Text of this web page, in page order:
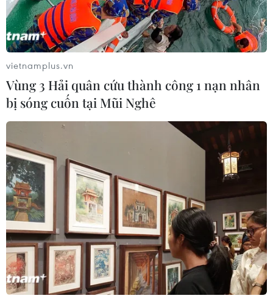
Hướng tới Khuôn khổ Đối thoại Toàn diện
nhằm chấm dứt xung đột ở Sudan
15/11/2023 04:48
Tính đến tháng 10, xung đột đã cướp đi sinh mạng của
9.000 người, buộc hơn 6 triệu người phải di dời bên
trong và ngoài Sudan, đồng thời khiến 25 triệu người
vietnamplus.vn
Vùng 3 Hải quân cứu thành công 1 nạn nhân
bị sóng cuốn tại Mũi Nghê